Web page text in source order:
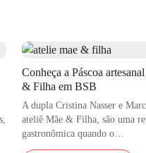
Porcini
e finalizar a
resultado promete ser
Conheça a Páscoa
& Filha em BSB
A dupla Cristina Nasser e
ateliê Mãe & Filha, são uma
gastronômica quando o…